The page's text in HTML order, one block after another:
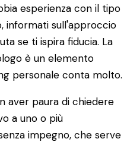
esperienza con il tipo
informati sull'approccio
se ti ispira fiducia. La
è un elemento
personale conta molto.
aver paura di chiedere
a uno o più
impegno, che serve